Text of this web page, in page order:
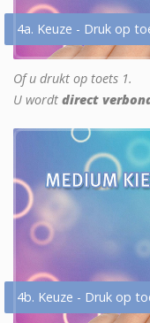
4a. Keuze - Druk op
Of u drukt op toets 1.
U wordt direct
4b. Keuze - Druk op